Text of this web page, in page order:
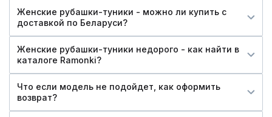
Женские рубашки-туники - можно ли купить c
доставкой по Беларуси?
Женские рубашки-туники недорого - как найти в
каталоге Ramonki?
Что если модель не подойдет, как оформить
возврат?